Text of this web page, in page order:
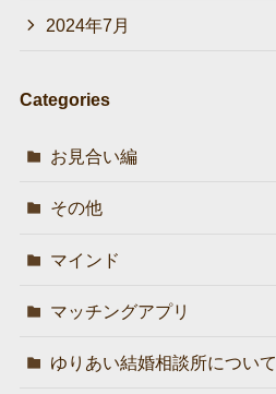
2024年7月
Categories
お見合い編
その他
マインド
マッチングアプリ
ゆりあい結婚相談所について